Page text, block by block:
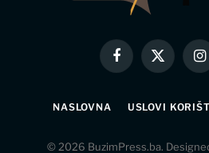
Facebook
X
(Twitter)
NASLOVNA USLOVI
© 2026 BuzimPress.ba.